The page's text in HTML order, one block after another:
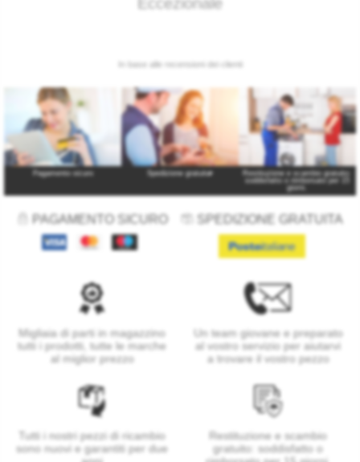
Pagamento sicuro Spedizione gratuita*
Restituzione e scambio gratuito:
soddisfatto o rimborsato per 15
giorni.
PAGAMENTO SICURO SPEDIZIONE GRATUITA
Migliaia di parti in magazzino
tutti i prodotti, tutte le marche
al miglior prezzo
Un team giovane e preparato
al vostro servizio per aiutarvi
a trovare il vostro pezzo
Tutti i nostri pezzi di ricambio
sono nuovi e garantiti per due
Restituzione e scambio
gratuito: soddisfatto o